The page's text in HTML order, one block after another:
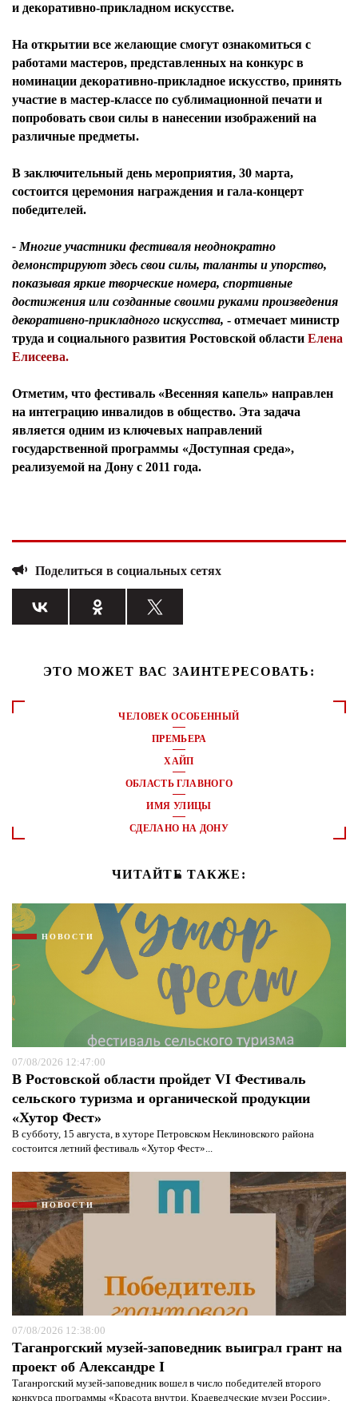
и декоративно-прикладном искусстве.
На открытии все желающие смогут ознакомиться с
работами мастеров, представленных на конкурс в
номинации декоративно-прикладное искусство, принять
участие в мастер-классе по сублимационной печати и
попробовать свои силы в нанесении изображений на
различные предметы.
В заключительный день мероприятия, 30 марта,
состоится церемония награждения и гала-концерт
победителей.
- Многие участники фестиваля неоднократно
демонстрируют здесь свои силы, таланты и упорство,
показывая яркие творческие номера, спортивные
достижения или созданные своими руками произведения
декоративно-прикладного искусства, - отмечает министр
труда и социального развития Ростовской области Елена
Елисеева.
Отметим, что фестиваль «Весенняя капель» направлен
на интеграцию инвалидов в общество. Эта задача
является одним из ключевых направлений
государственной программы «Доступная среда»,
реализуемой на Дону с 2011 года.
Поделиться в социальных сетях
ЭТО МОЖЕТ ВАС ЗАИНТЕРЕСОВАТЬ:
ЧЕЛОВЕК ОСОБЕННЫЙ
ПРЕМЬЕРА
ХАЙП
ОБЛАСТЬ ГЛАВНОГО
ИМЯ УЛИЦЫ
СДЕЛАНО НА ДОНУ
ЧИТАЙТЕ ТАКЖЕ:
НОВОСТИ
07/08/2026 12:47:00
В Ростовской области пройдет VI Фестиваль
сельского туризма и органической продукции
«Хутор Фест»
В субботу, 15 августа, в хуторе Петровском Неклиновского района
состоится летний фестиваль «Хутор Фест»...
НОВОСТИ
07/08/2026 12:38:00
Таганрогский музей-заповедник выиграл грант на
проект об Александре I
Таганрогский музей-заповедник вошел в число победителей второго
конкурса программы «Красота внутри. Краеведческие музеи России»,